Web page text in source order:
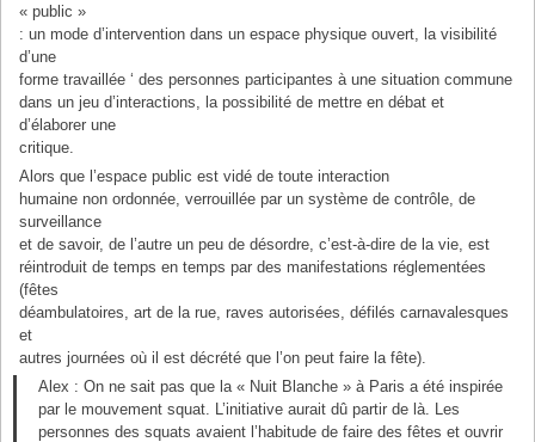
« public »
: un mode d’intervention dans un espace physique ouvert, la visibilité
d’une
forme travaillée ‘ des personnes participantes à une situation commune
dans un jeu d’interactions, la possibilité de mettre en débat et
d’élaborer une
critique.
Alors que l’espace public est vidé de toute interaction
humaine non ordonnée, verrouillée par un système de contrôle, de
surveillance
et de savoir, de l’autre un peu de désordre, c’est-à-dire de la vie, est
réintroduit de temps en temps par des manifestations réglementées
(fêtes
déambulatoires, art de la rue, raves autorisées, défilés carnavalesques
et
autres journées où il est décrété que l’on peut faire la fête).
Alex : On ne sait pas que la « Nuit Blanche » à Paris a été inspirée
par le mouvement squat. L’initiative aurait dû partir de là. Les
personnes des squats avaient l’habitude de faire des fêtes et ouvrir